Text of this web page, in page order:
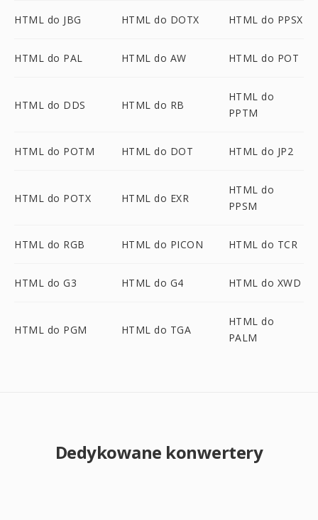
HTML do JBG HTML do DOTX HTML do PPSX
HTML do PAL HTML do AW HTML do POT
HTML do DDS HTML do RB
HTML do
PPTM
HTML do POTM HTML do DOT HTML do JP2
HTML do POTX HTML do EXR
HTML do
PPSM
HTML do RGB HTML do PICON HTML do TCR
HTML do G3 HTML do G4 HTML do XWD
HTML do PGM HTML do TGA
HTML do
PALM
Dedykowane konwertery